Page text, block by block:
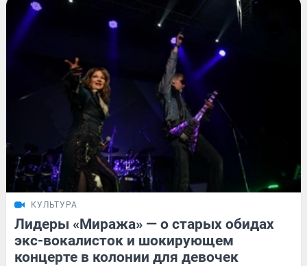
КУЛЬТУРА
Лидеры «Миража» — о старых обидах
экс-вокалисток и шокирующем
концерте в колонии для девочек